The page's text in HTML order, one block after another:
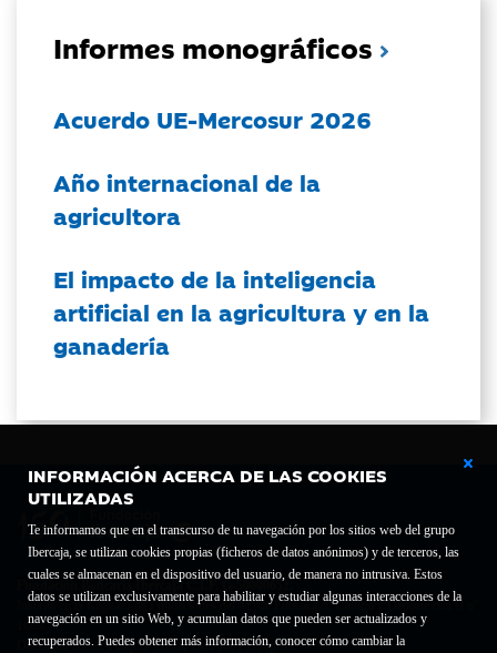
INFORMACIÓN ACERCA DE LAS COOKIES
UTILIZADAS
Te informamos que en el transcurso de tu navegación por los sitios web del grupo
Ibercaja, se utilizan cookies propias (ficheros de datos anónimos) y de terceros, las
cuales se almacenan en el dispositivo del usuario, de manera no intrusiva. Estos
datos se utilizan exclusivamente para habilitar y estudiar algunas interacciones de la
navegación en un sitio Web, y acumulan datos que pueden ser actualizados y
recuperados. Puedes obtener más información, conocer cómo cambiar la
Informes monográficos
Acuerdo UE-Mercosur 2026
Año internacional de la
agricultora
El impacto de la inteligencia
artificial en la agricultura y en la
ganadería
Fundación Bancaria Ibercaja C.I.F. G-50000652.
Inscrita en el Registro de Fundaciones del Mº de Educación, Cultura y Deporte con el nº
1689.
Domicilio social: Joaquín Costa, 13. 50001 Zaragoza.